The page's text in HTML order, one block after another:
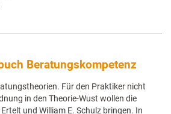
Beratungskompetenz
Für den Praktiker nicht
in den Theorie-Wust wollen die
und William E. Schulz bringen. In